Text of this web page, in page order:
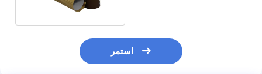
استمر